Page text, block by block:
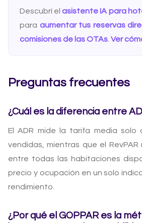
Descubrí elasistente IA para
para aumentar tus reservas
comisiones de las OTAs Ver
Preguntas frecuentes
¿Cuál es la diferencia entre
El ADR mide la tarifa media solo
vendidas, mientras que el
entre todas las habitaciones
precio y ocupación en un solo
rendimiento.
¿Por qué el GOPPAR es la